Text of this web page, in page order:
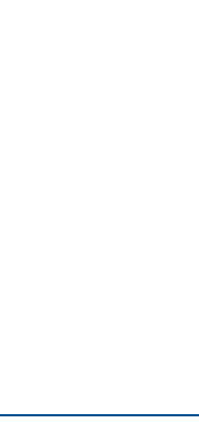
Data.
integración